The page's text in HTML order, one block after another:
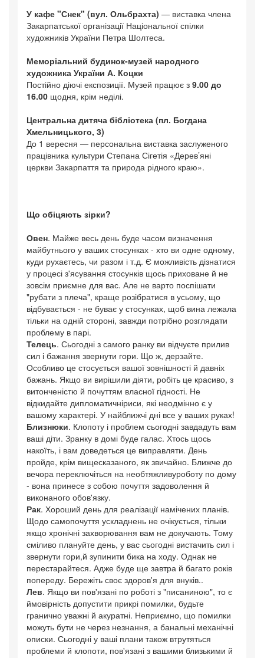
У кафе "Снек" (вул. Ольбрахта) — виставка члена
Закарпатської організації Національної спілки
художників України Петра Шолтеса.
Меморіальний будинок-музей народного
художника України А. Коцки
Постійно діючі експозиції. Музей працює з 9.00 до
16.00 щодня, крім неділі.
Центральна дитяча бібліотека (пл. Богдана
Хмельницького, 3)
До 1 вересня — персональна виставка заслуженого
працівника культури Степана Сігетія «Дерев’яні
церкви Закарпаття та природа рідного краю».
Що обіцяють зірки?
Овен. Майже весь день буде часом визначення
майбутнього у ваших стосунках - хто ви одне одному,
куди рухаєтесь, чи разом і т.д. Є можливість дізнатися
у процесі з'ясування стосунків щось приховане й не
зовсім приємне для вас. Але не варто поспішати
"рубати з плеча", краще розібратися в усьому, що
відбувається - не буває у стосунках, щоб вина лежала
тільки на одній стороні, завжди потрібно розглядати
проблему в парі.
Телець. Сьогодні з самого ранку ви відчуєте прилив
сил і бажання звернути гори. Що ж, дерзайте.
Особливо це стосується вашої зовнішності й давніх
бажань. Якщо ви вирішили діяти, робіть це красиво, з
витонченістю й почуттям власної гідності. Не
відкидайте дипломатичніриси, які неодмінно є у
вашому характері. У найближчі дні все у ваших руках!
Близнюки. Клопоту і проблем сьогодні завдадуть вам
ваші діти. Зранку в домі буде галас. Хтось щось
накоїть, і вам доведеться це виправляти. День
пройде, крім вищесказаного, як звичайно. Ближче до
вечора переключіться на необтяжливуроботу по дому
- вона принесе з собою почуття задоволення й
виконаного обов'язку.
Рак. Хороший день для реалізації намічених планів.
Щодо самопочуття ускладнень не очікується, тільки
якщо хронічні захворювання вам не докучають. Тому
сміливо плануйте день, у вас сьогодні вистачить сил і
звернути гори,й зупинити бика на ходу. Однак не
перестарайтеся. Адже буде ще завтра й багато років
попереду. Бережіть своє здоров'я для внуків..
Лев. Якщо ви пов'язані по роботі з "писаниною", то є
ймовірність допустити прикрі помилки, будьте
гранично уважні й акуратні. Неприємно, що помилки
можуть бути не через незнання, а банальні механічні
описки. Сьогодні у ваші плани також втрутяться
проблеми й клопоти, пов'язані з вашими близькими й